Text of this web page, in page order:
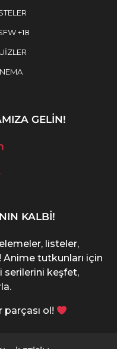
+18
GELIN!
KALBI!
listeler,
Anime tutkunları için
serilerini keşfet,
parçası ol!